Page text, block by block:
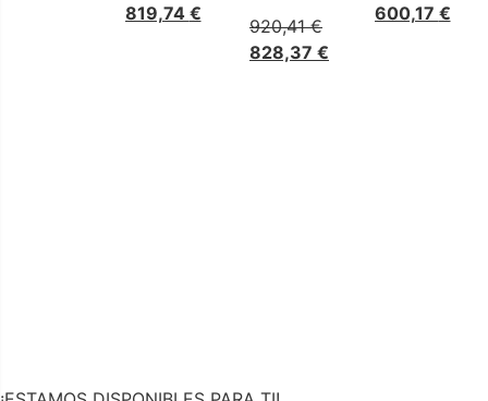
819,74 €
920,41€
828,37 €
600,17 €